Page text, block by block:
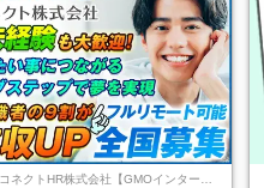
ネクトHR株式会社【GMOインターネ